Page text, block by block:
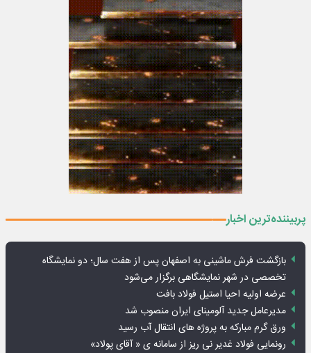
پربیننده‌ترین اخبار
بازگشت فرش ماشینی به اصفهان پس از هفت سال؛ دو نمایشگاه
تخصصی در شهر نمایشگاهی برگزار می‌شود
عرضه اولیه احیا استیل فولاد بافت
مدیرعامل جدید آلومینای ایران منصوب شد
ورق گرم مبارکه به پروژه های انتقال آب رسید
رونمایی فولاد غدیر نی ریز از سامانه ی « آقای پولاد»